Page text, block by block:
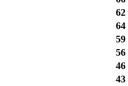
62
64
59
56
46
43